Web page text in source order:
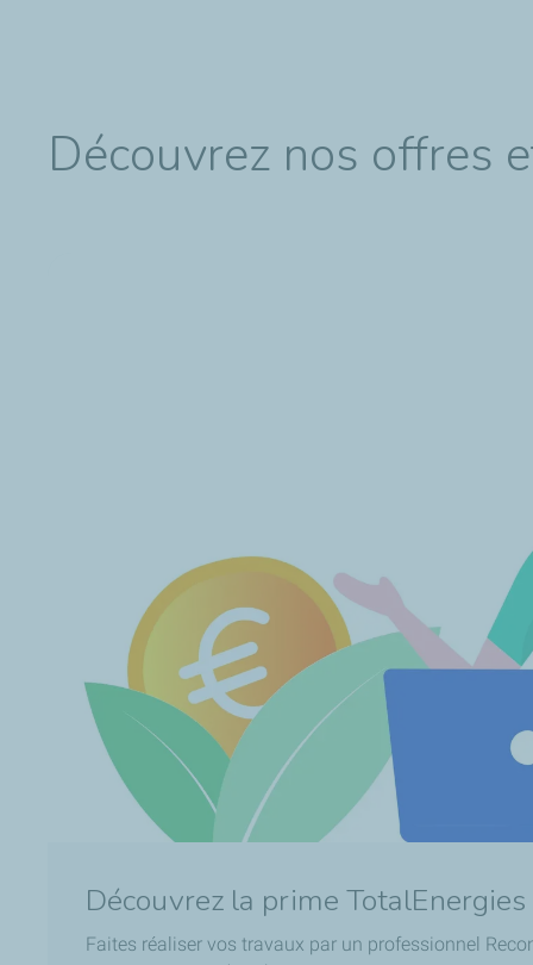
Découvrez nos offres
Découvrez la prime TotalEnergies
Faites réaliser vos travaux par un professionnel